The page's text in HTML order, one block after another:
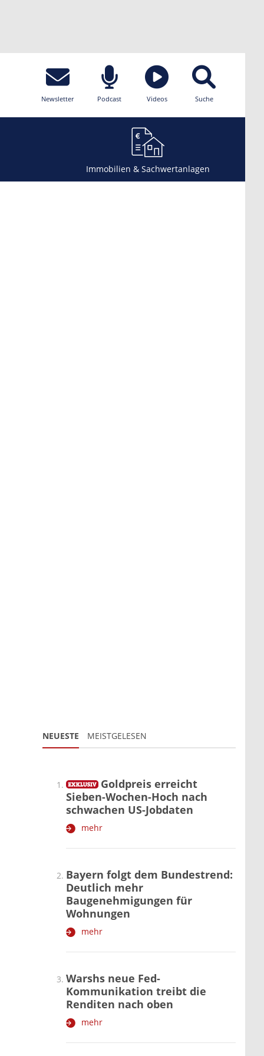
Newsletter Podcast Videos Suche
Immobilien & Sachwertanlagen
NEUESTE MEISTGELESEN
Goldpreis erreicht
Sieben-Wochen-Hoch nach
schwachen US-Jobdaten
mehr
Bayern folgt dem Bundestrend:
Deutlich mehr
Baugenehmigungen für
Wohnungen
mehr
Warshs neue Fed-
Kommunikation treibt die
Renditen nach oben
mehr